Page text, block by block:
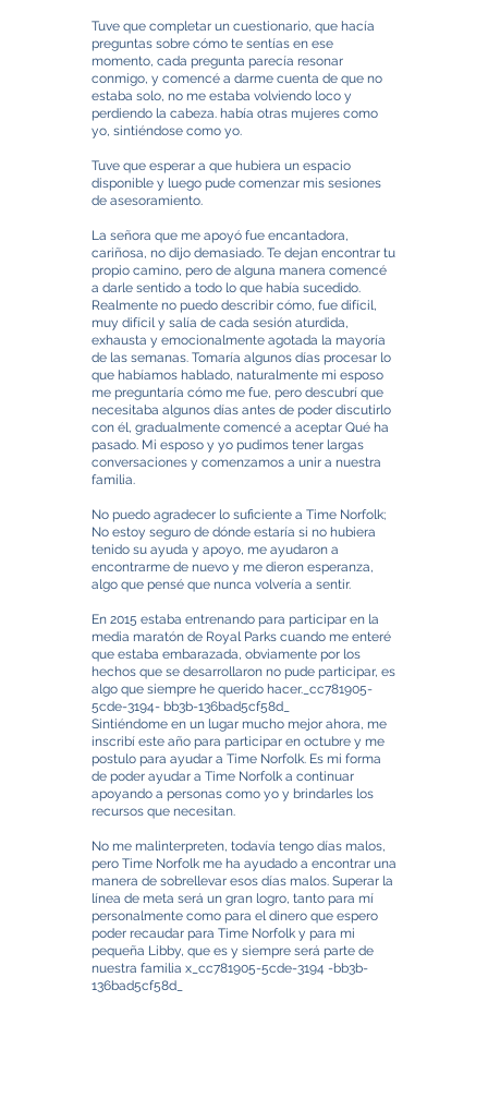
Tuve que completar un cuestionario, que hacía
preguntas sobre cómo te sentías en ese
momento, cada pregunta parecía resonar
conmigo, y comencé a darme cuenta de que no
estaba solo, no me estaba volviendo loco y
perdiendo la cabeza. había otras mujeres como
yo, sintiéndose como yo.
Tuve que esperar a que hubiera un espacio
disponible y luego pude comenzar mis sesiones
de asesoramiento.
La señora que me apoyó fue encantadora,
cariñosa, no dijo demasiado. Te dejan encontrar tu
propio camino, pero de alguna manera comencé
a darle sentido a todo lo que había sucedido.
Realmente no puedo describir cómo, fue difícil,
muy difícil y salía de cada sesión aturdida,
exhausta y emocionalmente agotada la mayoría
de las semanas. Tomaría algunos días procesar lo
que habíamos hablado, naturalmente mi esposo
me preguntaría cómo me fue, pero descubrí que
necesitaba algunos días antes de poder discutirlo
con él, gradualmente comencé a aceptar Qué ha
pasado. Mi esposo y yo pudimos tener largas
conversaciones y comenzamos a unir a nuestra
familia.
No puedo agradecer lo suficiente a Time Norfolk;
No estoy seguro de dónde estaría si no hubiera
tenido su ayuda y apoyo, me ayudaron a
encontrarme de nuevo y me dieron esperanza,
algo que pensé que nunca volvería a sentir.
En 2015 estaba entrenando para participar en la
media maratón de Royal Parks cuando me enteré
que estaba embarazada, obviamente por los
hechos que se desarrollaron no pude participar, es
algo que siempre he querido hacer._cc781905-
5cde-3194- bb3b-136bad5cf58d_
Sintiéndome en un lugar mucho mejor ahora, me
inscribí este año para participar en octubre y me
postulo para ayudar a Time Norfolk. Es mi forma
de poder ayudar a Time Norfolk a continuar
apoyando a personas como yo y brindarles los
recursos que necesitan.
No me malinterpreten, todavía tengo días malos,
pero Time Norfolk me ha ayudado a encontrar una
manera de sobrellevar esos días malos. Superar la
línea de meta será un gran logro, tanto para mí
personalmente como para el dinero que espero
poder recaudar para Time Norfolk y para mi
pequeña Libby, que es y siempre será parte de
nuestra familia x_cc781905-5cde-3194 -bb3b-
136bad5cf58d_